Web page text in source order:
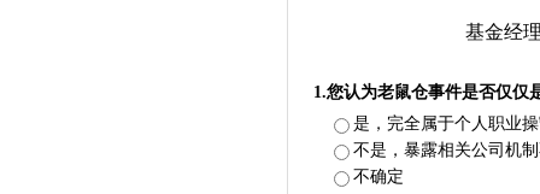
基金经
1.您认为老鼠仓事件是否仅仅
是，完全属于个人职业
不是，暴露相关公司机
不确定